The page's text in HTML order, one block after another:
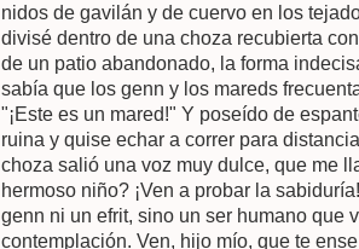
nidos de gavilán y de cuervo en los
divisé dentro de una choza recubierta
de un patio abandonado, la forma
sabía que los genn y los mareds
"¡Este es un mared!" Y poseído de
ruina y quise echar a correr para
choza salió una voz muy dulce, que me
hermoso niño? ¡Ven a probar la
genn ni un efrit, sino un ser humano que
contemplación. Ven, hijo mío, que te